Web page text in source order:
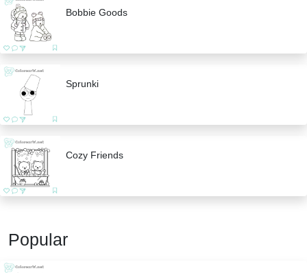
Bobbie Goods
Sprunki
Cozy Friends
Popular